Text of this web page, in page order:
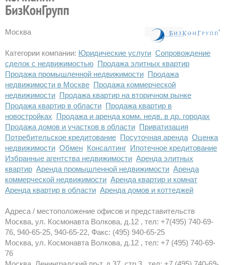
Москва
Категории компании: Юридические услуги Сопровождение
сделок с недвижимостью Продажа элитных квартир
Продажа промышленной недвижимости Продажа
недвижимости в Москве Продажа коммерческой
недвижимости Продажа квартир на вторичном рынке
Продажа квартир в области Продажа квартир в
новостройках Продажа и аренда комм. недв. в др. городах
Продажа домов и участков в области Приватизация
Потребительское кредитование Посуточная аренда Оценка
недвижимости Обмен Консалтинг Ипотечное кредитование
Избранные агентства недвижимости Аренда элитных
квартир Аренда промышленной недвижимости Аренда
коммерческой недвижимости Аренда квартир и комнат
Аренда квартир в области Аренда домов и коттеджей
Адреса / местоположение офисов и представительств
Москва, ул. Космонавта Волкова, д.12 , тел: +7(495) 740-69-
76, 940-65-25, 940-65-22, Факс: (495) 940-65-25
Москва, ул. Космонавта Волкова, д.12 , тел: +7 (495) 740-69-
76